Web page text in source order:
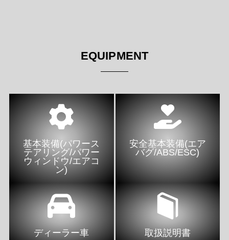
EQUIPMENT
基本装備(パワース
テアリング/パワー
ウィンドウ/エアコ
ン)
安全基本装備(エア
バグ/ABS/ESC)
ディーラー車 取扱説明書